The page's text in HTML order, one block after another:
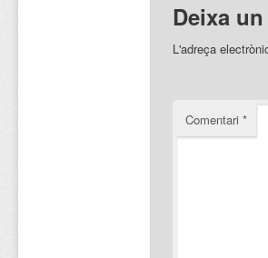
Deixa
L'adreça
Comentari *